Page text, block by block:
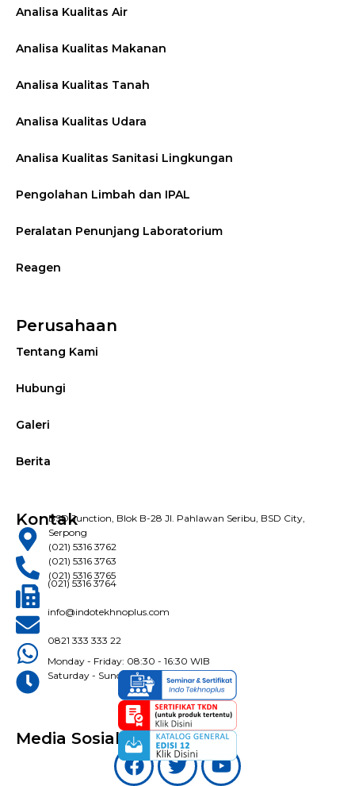
Analisa Kualitas Air
Analisa Kualitas Makanan
Analisa Kualitas Tanah
Analisa Kualitas Udara
Analisa Kualitas Sanitasi Lingkungan
Pengolahan Limbah dan IPAL
Peralatan Penunjang Laboratorium
Reagen
Perusahaan
Tentang Kami
Hubungi
Galeri
Berita
KontakBSD Junction, Blok B-28 Jl. Pahlawan Seribu, BSD City,
Serpong
(021) 5316 3762
(021) 5316 3763
(021) 5316 3765
(021) 5316 3764
info@indotekhnoplus.com
0821 333 333 22
Monday - Friday: 08:30 - 16:30 WIB
Saturday - Sunday: Closed
Media Sosial